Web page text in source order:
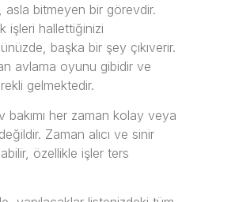
asla bitmeyen bir görevdir.
işleri hallettiğinizi
başka bir şey çıkıverir.
avlama oyunu gibidir ve
gelmektedir.
bakımı her zaman kolay veya
Zaman alıcı ve sinir
özellikle işler ters